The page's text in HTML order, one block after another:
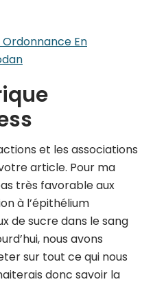
En
et les associations
article. Pour ma
très favorable aux
à l’épithélium
de sucre dans le sang
nous avons
sur tout ce qui nous
donc savoir la